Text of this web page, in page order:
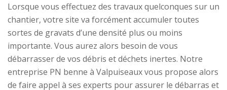
Lorsque vous effectuez des travaux quelconques sur un
chantier, votre site va forcément accumuler toutes
sortes de gravats d’une densité plus ou moins
importante. Vous aurez alors besoin de vous
débarrasser de vos débris et déchets inertes. Notre
entreprise PN benne à Valpuiseaux vous propose alors
de faire appel à ses experts pour assurer le débarras et